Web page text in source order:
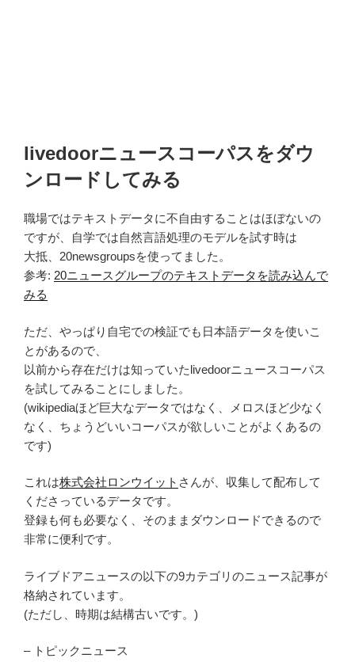
livedoorニュースコーパスをダウ
ンロードしてみる
職場ではテキストデータに不自由することはほぼないの
ですが、自学では自然言語処理のモデルを試す時は
大抵、20newsgroupsを使ってました。
参考: 20ニュースグループのテキストデータを読み込んで
みる
ただ、やっぱり自宅での検証でも日本語データを使いこ
とがあるので、
以前から存在だけは知っていたlivedoorニュースコーパス
を試してみることにしました。
(wikipediaほど巨大なデータではなく、メロスほど少なく
なく、ちょうどいいコーパスが欲しいことがよくあるの
です)
これは株式会社ロンウイット さんが、収集して配布して
くださっているデータです。
登録も何も必要なく、そのままダウンロードできるので
非常に便利です。
ライブドアニュースの以下の9カテゴリのニュース記事が
格納されています。
(ただし、時期は結構古いです。)
– トピックニュース